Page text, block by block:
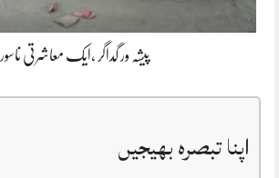
پیشہ ور گداگر ،ایک معاشرتی ناسور
اپنا تبصرہ بھیجیں